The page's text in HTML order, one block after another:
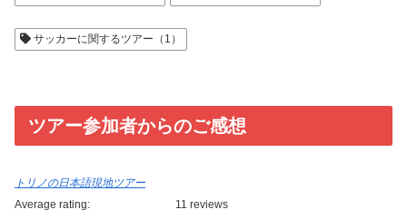
サッカーに関するツアー（1）
ツアー参加者からのご感想
トリノの日本語現地ツアー
Average rating:
11 reviews